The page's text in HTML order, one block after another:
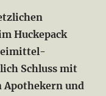
Huckepack
Schluss mit
Apothekern und